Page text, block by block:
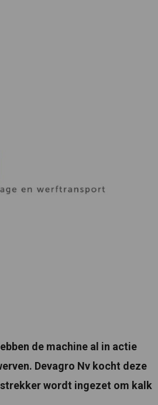
de machine al in actie
Devagro Nv kocht deze
wordt ingezet om kalk